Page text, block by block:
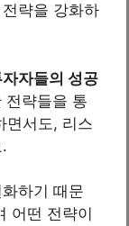
략을 강화하
자들의 성공
전략들을 통
면서도, 리스
하기 때문
어떤 전략이